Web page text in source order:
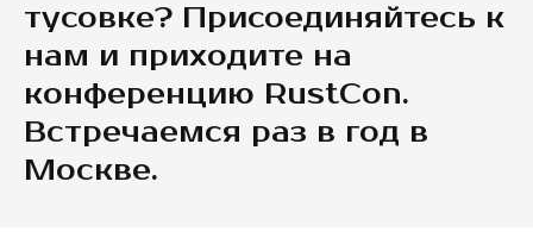
тусовке? Присоединяйтесь к
нам и приходите на
конференцию RustCon.
Встречаемся раз в год в
Москве.